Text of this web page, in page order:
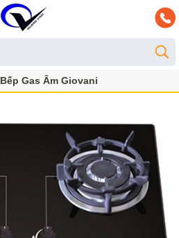
Bếp Gas Âm Giovani